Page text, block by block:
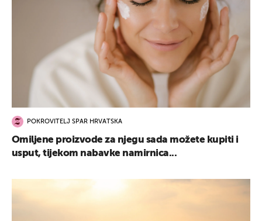
POKROVITELJ SPAR HRVATSKA
Omiljene proizvode za njegu sada možete kupiti i
usput, tijekom nabavke namirnica...